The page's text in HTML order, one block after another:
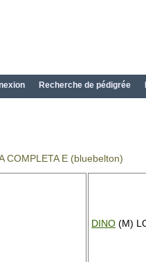
Recherche de pédigrée
COMPLETA E (bluebelton)
DINO (M)